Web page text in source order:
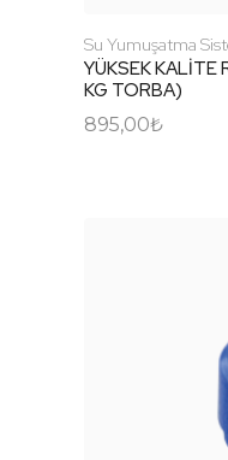
Su Yumuşatma
YÜKSEK KALİTE
KG TORBA)
895,00₺